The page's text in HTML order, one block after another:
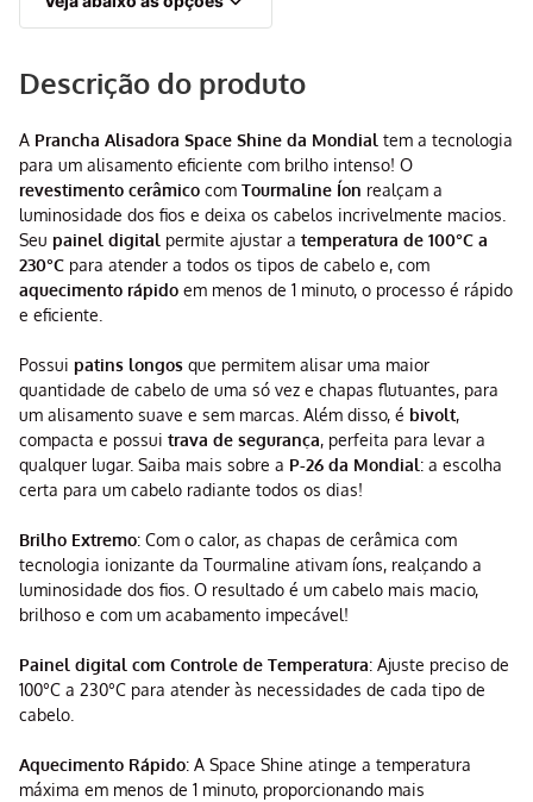
Descrição do produto
A Prancha Alisadora Space Shine da Mondial tem a tecnologia
para um alisamento eficiente com brilho intenso! O
revestimento cerâmico com Tourmaline Íon realçam a
luminosidade dos fios e deixa os cabelos incrivelmente macios.
Seu painel digital permite ajustar a temperatura de 100°C a
230°C para atender a todos os tipos de cabelo e, com
aquecimento rápido em menos de 1 minuto, o processo é rápido
e eficiente.
Possui patins longos que permitem alisar uma maior
quantidade de cabelo de uma só vez e chapas flutuantes, para
um alisamento suave e sem marcas. Além disso, é bivolt,
compacta e possui trava de segurança, perfeita para levar a
qualquer lugar. Saiba mais sobre a P-26 da Mondial: a escolha
certa para um cabelo radiante todos os dias!
Brilho Extremo: Com o calor, as chapas de cerâmica com
tecnologia ionizante da Tourmaline ativam íons, realçando a
luminosidade dos fios. O resultado é um cabelo mais macio,
brilhoso e com um acabamento impecável!
Painel digital com Controle de Temperatura: Ajuste preciso de
100°C a 230°C para atender às necessidades de cada tipo de
cabelo.
Aquecimento Rápido: A Space Shine atinge a temperatura
máxima em menos de 1 minuto, proporcionando mais